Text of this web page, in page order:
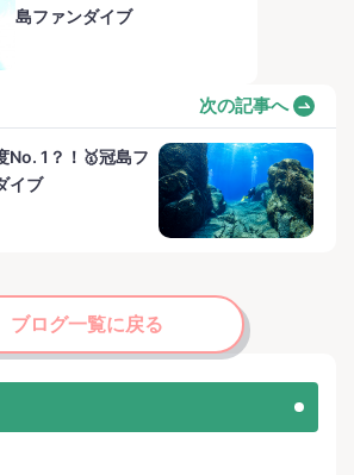
島ファンダイブ
次の記事へ
No. 1？！🥇冠島フ
イブ
ブログ一覧に戻る